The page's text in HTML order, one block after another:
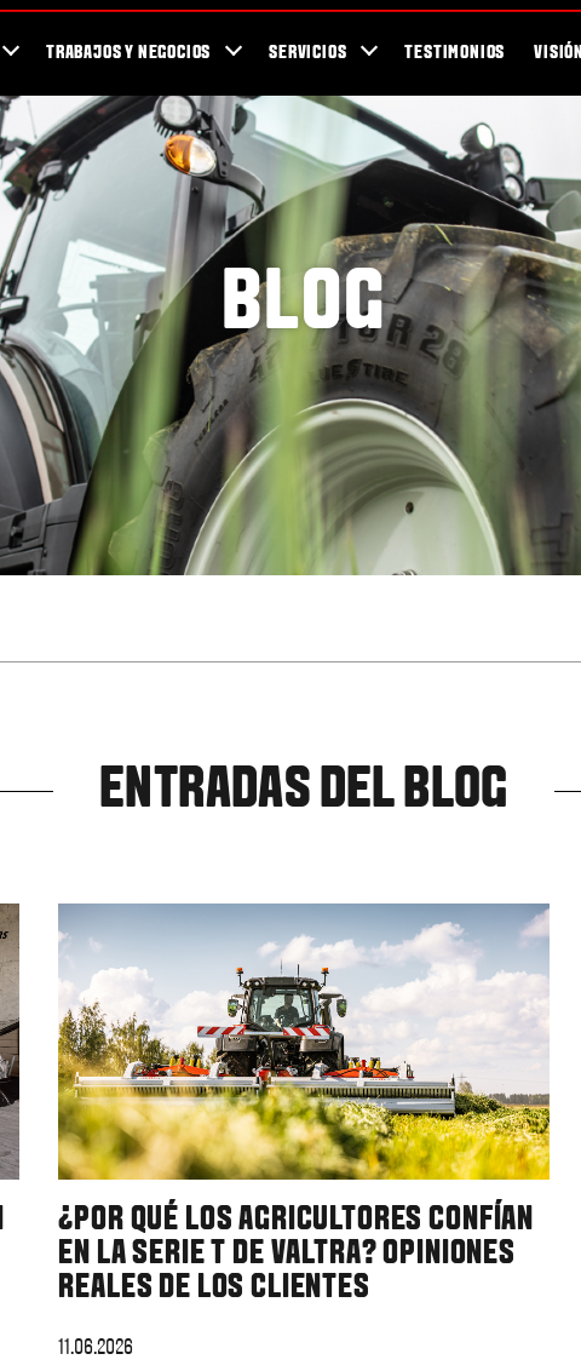
TRABAJOS Y NEGOCIOS SERVICIOS TESTIMONIOS VISIÓN
BLOG
ENTRADAS DEL BLOG
¿POR QUÉ LOS AGRICULTORES CONFÍAN
EN LA SERIE T DE VALTRA? OPINIONES
REALES DE LOS CLIENTES
11.06.2026